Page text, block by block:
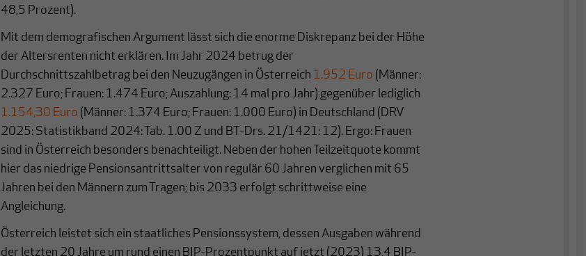
48,5 Prozent).
Mit dem demografischen Argument lässt sich die enorme Diskrepanz bei der Höhe
der Altersrenten nicht erklären. Im Jahr 2024 betrug der
Durchschnittszahlbetrag bei den Neuzugängen in Österreich 1.952 Euro (Männer:
2.327 Euro; Frauen: 1.474 Euro; Auszahlung: 14 mal pro Jahr) gegenüber lediglich
1.154,30 Euro (Männer: 1.374 Euro; Frauen: 1.000 Euro) in Deutschland (DRV
2025: Statistikband 2024: Tab. 1.00 Z und BT-Drs. 21/1421: 12). Ergo: Frauen
sind in Österreich besonders benachteiligt. Neben der hohen Teilzeitquote kommt
hier das niedrige Pensionsantrittsalter von regulär 60 Jahren verglichen mit 65
Jahren bei den Männern zum Tragen; bis 2033 erfolgt schrittweise eine
Angleichung.
Österreich leistet sich ein staatliches Pensionssystem, dessen Ausgaben während
der letzten 20 Jahre um rund einen BIP-Prozentpunkt auf jetzt (2023) 13,4 BIP-